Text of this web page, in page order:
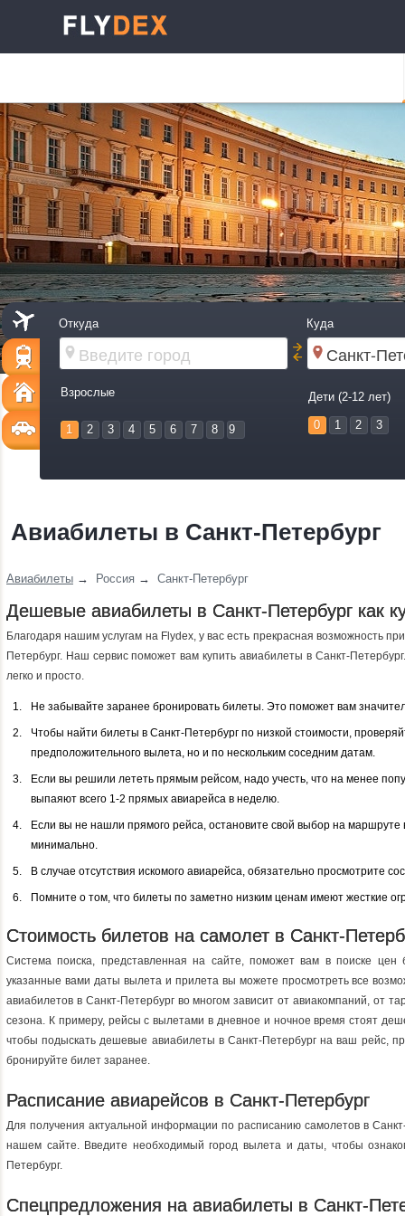
Откуда Куда
Взрослые
1 2 3 4 5 6 7 8 9
Дети (2-12 лет)
0 1 2 3
Авиабилеты в Санкт-Петербург
Авиабилеты → Россия → Санкт-Петербург
Дешевые авиабилеты в Санкт-Петербург как
Благодаря нашим услугам на Flydex, у вас есть прекрасная возможность
Петербург. Наш сервис поможет вам купить авиабилеты в Санкт-
легко и просто.
Не забывайте заранее бронировать билеты. Это поможет вам
Чтобы найти билеты в Санкт-Петербург по низкой стоимости,
предположительного вылета, но и по нескольким соседним датам.
Если вы решили лететь прямым рейсом, надо учесть, что на менее
выпаяют всего 1-2 прямых авиарейса в неделю.
Если вы не нашли прямого рейса, остановите свой выбор на
минимально.
В случае отсутствия искомого авиарейса, обязательно просмотрите
Помните о том, что билеты по заметно низким ценам имеют жесткие
Стоимость билетов на самолет в Санкт-
Система поиска, представленная на сайте, поможет вам в поиске цен
указанные вами даты вылета и прилета вы можете просмотреть все
авиабилетов в Санкт-Петербург во многом зависит от авиакомпаний, от
сезона. К примеру, рейсы с вылетами в дневное и ночное время стоят
чтобы подыскать дешевые авиабилеты в Санкт-Петербург на ваш рейс,
бронируйте билет заранее.
Расписание авиарейсов в Санкт-Петербург
Для получения актуальной информации по расписанию самолетов в
нашем сайте. Введите необходимый город вылета и даты, чтобы
Петербург.
Спецпредложения на авиабилеты в Санкт-